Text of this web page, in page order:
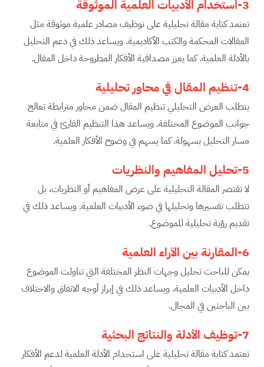
3-استخدام الأدبيات العلمية الموثوقة
تعتمد كتابة مقالة تحليلية على توظيف مصادر علمية موثوقة مثل
المقالات المحكمة والكتب الأكاديمية. ويساعد ذلك في دعم التحليل
بالأدلة العلمية. كما يعزز مصداقية الأفكار المطروحة داخل المقال.
4-تنظيم المقال في محاور تحليلية
يتطلب العرض التحليلي تنظيم المقال ضمن محاور مترابطة تعالج
جوانب الموضوع المختلفة. ويساعد هذا التنظيم القارئ في متابعة
مسار التحليل بسهولة. كما يسهم في وضوح الأفكار العلمية.
5-تحليل المفاهيم والنظريات
لا تقتصر المقالة التحليلية على عرض المفاهيم أو النظريات، بل
تتطلب تفسيرها وتحليلها في ضوء الأدبيات العلمية. ويساعد ذلك في
تقديم رؤية تحليلية للموضوع.
6-المقارنة بين الآراء العلمية
يمكن للباحث تحليل وجهات النظر المختلفة التي تناولت الموضوع
داخل الأدبيات العلمية. ويساعد ذلك في إبراز أوجه الاتفاق والاختلاف
بين الباحثين في المجال.
7-توظيف الأدلة والنتائج البحثية
تعتمد كتابة مقالة تحليلية على استخدام الأدلة العلمية لدعم الأفكار